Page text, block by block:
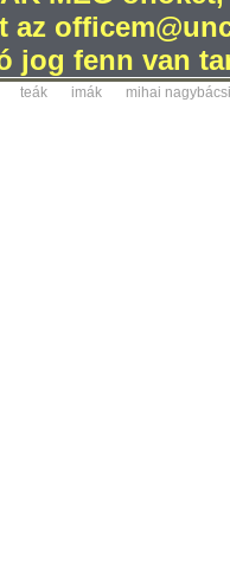
jog fenn van
teák imák mihai nagybácsi